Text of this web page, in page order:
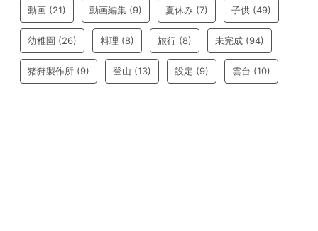
動画 (21) 動画編集 (9) 夏休み (7) 子供 (49)
幼稚園 (26) 料理 (8) 旅行 (8) 未完成 (94)
猪狩製作所 (9) 登山 (13) 設定 (9) 雲台 (10)